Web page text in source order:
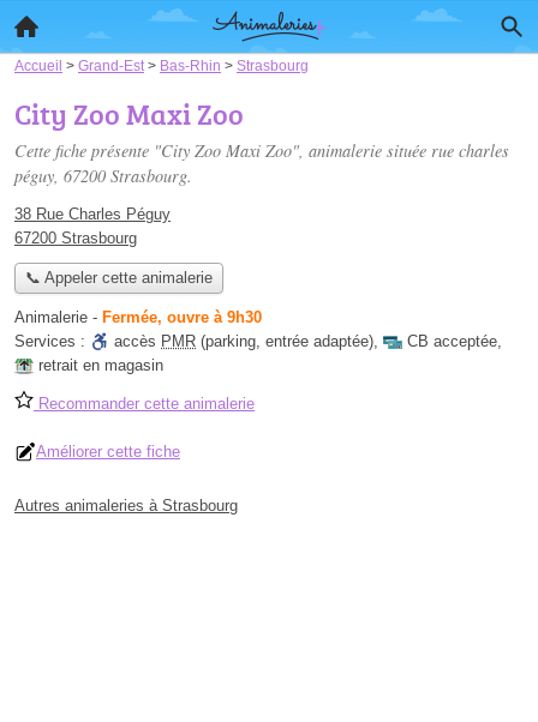
Accueil > Grand-Est > Bas-Rhin > Strasbourg
City Zoo Maxi Zoo
Cette fiche présente "City Zoo Maxi Zoo", animalerie située rue charles
péguy, 67200 Strasbourg.
38 Rue Charles Péguy
67200 Strasbourg
📞 Appeler cette animalerie
Animalerie - Fermée, ouvre à 9h30
Services :
accès PMR (parking, entrée adaptée), CB acceptée,
retrait en magasin
Recommander cette animalerie
Améliorer cette fiche
Autres animaleries à Strasbourg